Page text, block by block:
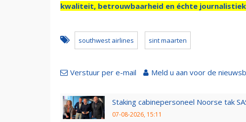
kwaliteit, betrouwbaarheid en échte
southwest airlines sint maarten
Verstuur per e-mail Meld u aan voor de
Staking cabinepersoneel Noorse tak
07-08-2026, 15:11